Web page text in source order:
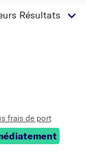
Résultats
frais de port